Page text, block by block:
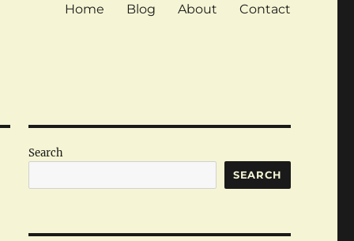
Home Blog About Contact
Search
SEARCH